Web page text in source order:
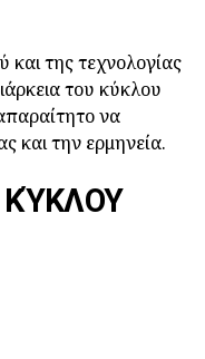
της τεχνολογίας
του κύκλου
να
και την ερμηνεία.
ΚΎΚΛΟΥ